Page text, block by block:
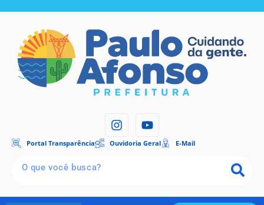
Portal Transparência Ouvidoria Geral E-Mail